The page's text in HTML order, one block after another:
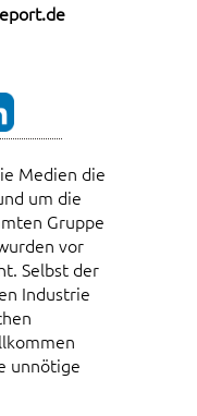
Medien die
um die
Gruppe
vor
Selbst der
Industrie
unnötige